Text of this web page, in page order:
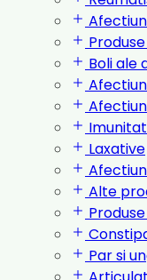
Boli ale
Laxative
Alte
Par si